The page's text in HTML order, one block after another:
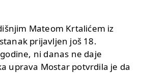
Mateom Krtalićem iz
prijavljen još 18.
ni danas ne daje
uprava Mostar potvrdila je da